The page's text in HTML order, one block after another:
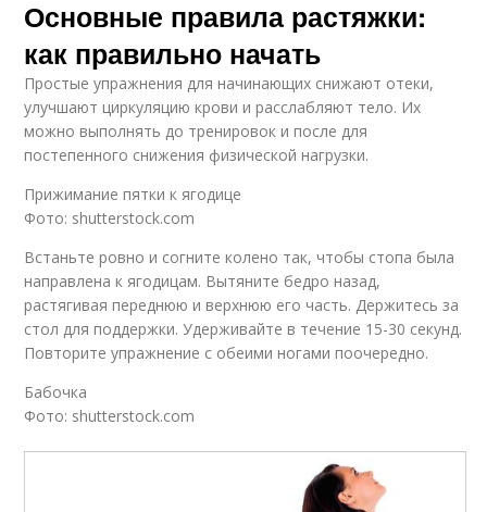
Основные правила растяжки:
как правильно начать
Простые упражнения для начинающих снижают отеки,
улучшают циркуляцию крови и расслабляют тело. Их
можно выполнять до тренировок и после для
постепенного снижения физической нагрузки.
Прижимание пятки к ягодице
Фото: shutterstock.com
Встаньте ровно и согните колено так, чтобы стопа была
направлена к ягодицам. Вытяните бедро назад,
растягивая переднюю и верхнюю его часть. Держитесь за
стол для поддержки. Удерживайте в течение 15-30 секунд.
Повторите упражнение с обеими ногами поочередно.
Бабочка
Фото: shutterstock.com